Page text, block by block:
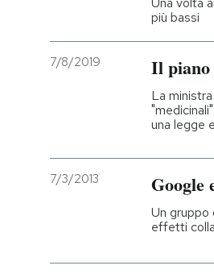
Economia
più bassi
7/8/2019 Il piano
La
una legge
7/3/2013 Google
Un gruppo
effetti